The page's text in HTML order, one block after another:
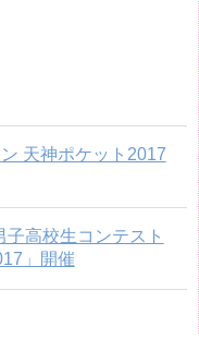
天神ポケット2017
高校生コンテスト
」開催